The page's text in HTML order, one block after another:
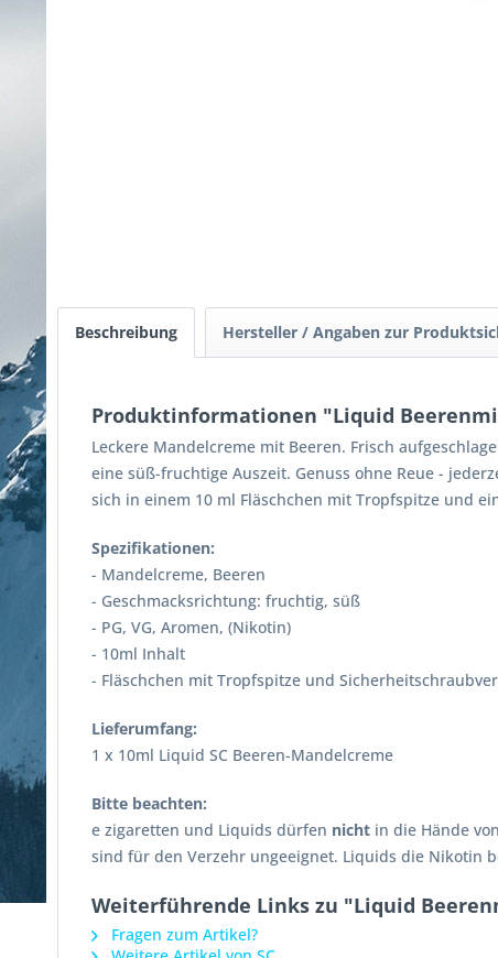
Beschreibung Hersteller / Angaben zur
Produktinformationen "Liquid
Leckere Mandelcreme mit Beeren. Frisch
eine süß-fruchtige Auszeit. Genuss ohne Reue -
sich in einem 10 ml Fläschchen mit Tropfspitze und
Spezifikationen:
- Mandelcreme, Beeren
- Geschmacksrichtung: fruchtig, süß
- PG, VG, Aromen, (Nikotin)
- 10ml Inhalt
- Fläschchen mit Tropfspitze und
Lieferumfang:
1 x 10ml Liquid SC Beeren-Mandelcreme
Bitte beachten:
e zigaretten und Liquids dürfen nicht in die Hände
sind für den Verzehr ungeeignet. Liquids die Nikotin
Weiterführende Links zu "Liquid
Fragen zum Artikel?